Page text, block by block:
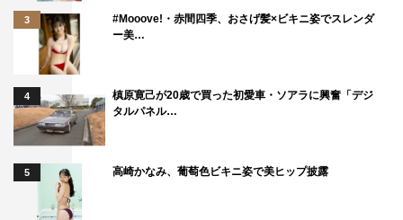
3
#Mooove!・赤間四季、おさげ髪×ビキニ姿でスレンダ
ー美…
4
槙原寛己が20歳で買った初愛車・ソアラに興奮「デジ
タルパネル…
5 高崎かなみ、葡萄色ビキニ姿で美ヒップ披露